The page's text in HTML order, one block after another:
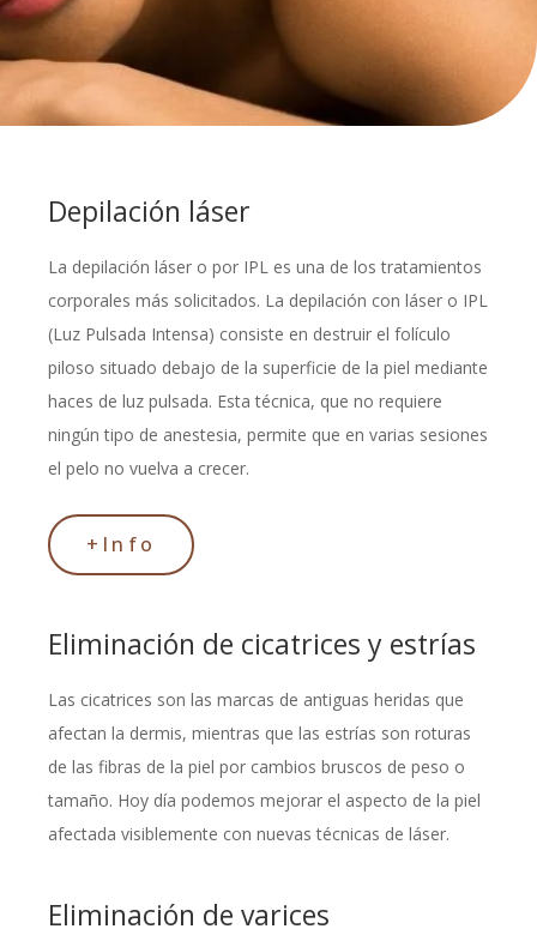
Depilación láser
La depilación láser o por IPL es una de los tratamientos
corporales más solicitados. La depilación con láser o IPL
(Luz Pulsada Intensa) consiste en destruir el folículo
piloso situado debajo de la superficie de la piel mediante
haces de luz pulsada. Esta técnica, que no requiere
ningún tipo de anestesia, permite que en varias sesiones
el pelo no vuelva a crecer.
+Info
Eliminación de cicatrices y estrías
Las cicatrices son las marcas de antiguas heridas que
afectan la dermis, mientras que las estrías son roturas
de las fibras de la piel por cambios bruscos de peso o
tamaño. Hoy día podemos mejorar el aspecto de la piel
afectada visiblemente con nuevas técnicas de láser.
Eliminación de varices